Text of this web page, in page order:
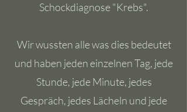
Schockdiagnose "Krebs".
Wir wussten alle was dies bedeutet
und haben jeden einzelnen Tag, jede
Stunde, jede Minute, jedes
Gespräch, jedes Lächeln und jede